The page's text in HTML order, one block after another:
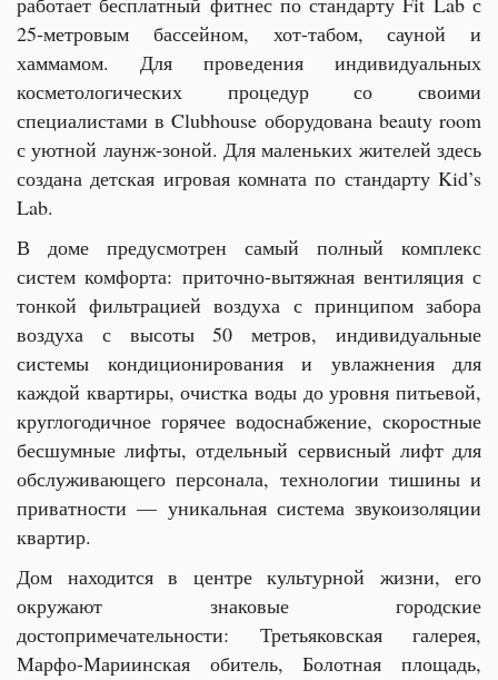
25-метровым бассейном, хот-табом, сауной и
хаммамом. Для проведения индивидуальных
косметологических процедур со своими
специалистами в Clubhouse оборудована beauty room
с уютной лаунж-зоной. Для маленьких жителей здесь
создана детская игровая комната по стандарту Kid’s
Lab.
В доме предусмотрен самый полный комплекс
систем комфорта: приточно-вытяжная вентиляция с
тонкой фильтрацией воздуха с принципом забора
воздуха с высоты 50 метров, индивидуальные
системы кондиционирования и увлажнения для
каждой квартиры, очистка воды до уровня питьевой,
круглогодичное горячее водоснабжение, скоростные
бесшумные лифты, отдельный сервисный лифт для
обслуживающего персонала, технологии тишины и
приватности — уникальная система звукоизоляции
квартир.
Дом находится в центре культурной жизни, его
окружают знаковые городские
достопримечательности: Третьяковская галерея,
Марфо-Мариинская обитель, Болотная площадь,